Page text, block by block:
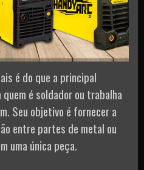
é do que a principal
é soldador ou trabalha
Seu objetivo é fornecer a
entre partes de metal ou
uma única peça.